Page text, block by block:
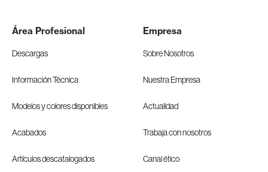
Área Profesional
Descargas
Información Técnica
Modelos y colores disponibles
Acabados
Artículos descatalogados
Empresa
Sobre Nosotros
Nuestra Empresa
Actualidad
Trabaja con nosotros
Canal ético